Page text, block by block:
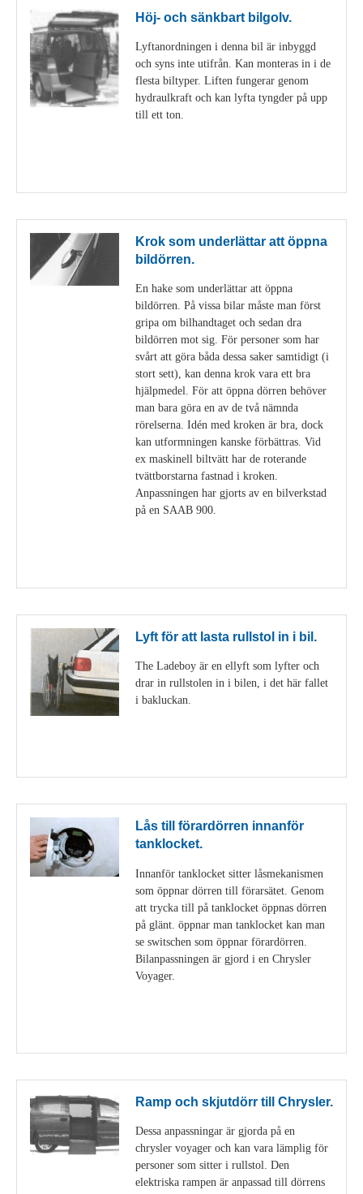
Höj- och sänkbart bilgolv.
Lyftanordningen i denna bil är inbyggd
och syns inte utifrån. Kan monteras in i de
flesta biltyper. Liften fungerar genom
hydraulkraft och kan lyfta tyngder på upp
till ett ton.
Krok som underlättar att öppna
bildörren.
En hake som underlättar att öppna
bildörren. På vissa bilar måste man först
gripa om bilhandtaget och sedan dra
bildörren mot sig. För personer som har
svårt att göra båda dessa saker samtidigt (i
stort sett), kan denna krok vara ett bra
hjälpmedel. För att öppna dörren behöver
man bara göra en av de två nämnda
rörelserna. Idén med kroken är bra, dock
kan utformningen kanske förbättras. Vid
ex maskinell biltvätt har de roterande
tvättborstarna fastnad i kroken.
Anpassningen har gjorts av en bilverkstad
på en SAAB 900.
Lyft för att lasta rullstol in i bil.
The Ladeboy är en ellyft som lyfter och
drar in rullstolen in i bilen, i det här fallet
i bakluckan.
Lås till förardörren innanför
tanklocket.
Innanför tanklocket sitter låsmekanismen
som öppnar dörren till förarsätet. Genom
att trycka till på tanklocket öppnas dörren
på glänt. öppnar man tanklocket kan man
se switschen som öppnar förardörren.
Bilanpassningen är gjord i en Chrysler
Voyager.
Ramp och skjutdörr till Chrysler.
Dessa anpassningar är gjorda på en
chrysler voyager och kan vara lämplig för
personer som sitter i rullstol. Den
elektriska rampen är anpassad till dörrens